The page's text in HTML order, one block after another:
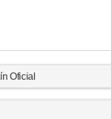
Oficial